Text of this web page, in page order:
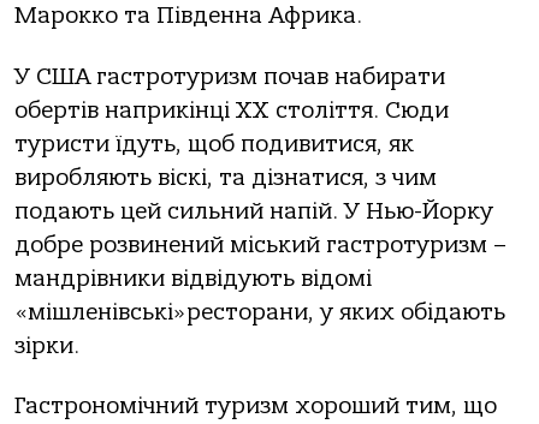
Марокко та Південна Африка.
У США гастротуризм почав набирати
обертів наприкінці XX століття. Сюди
туристи їдуть, щоб подивитися, як
виробляють віскі, та дізнатися, з чим
подають цей сильний напій. У Нью-Йорку
добре розвинений міський гастротуризм –
мандрівники відвідують відомі
«мішленівські»ресторани, у яких обідають
зірки.
Гастрономічний туризм хороший тим, що